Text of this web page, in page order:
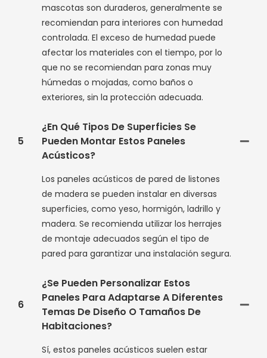
mascotas son duraderos, generalmente se
recomiendan para interiores con humedad
controlada. El exceso de humedad puede
afectar los materiales con el tiempo, por lo
que no se recomiendan para zonas muy
húmedas o mojadas, como baños o
exteriores, sin la protección adecuada.
5
¿En Qué Tipos De Superficies Se
Pueden Montar Estos Paneles
Acústicos?
Los paneles acústicos de pared de listones
de madera se pueden instalar en diversas
superficies, como yeso, hormigón, ladrillo y
madera. Se recomienda utilizar los herrajes
de montaje adecuados según el tipo de
pared para garantizar una instalación segura.
6
¿Se Pueden Personalizar Estos
Paneles Para Adaptarse A Diferentes
Temas De Diseño O Tamaños De
Habitaciones?
Sí, estos paneles acústicos suelen estar